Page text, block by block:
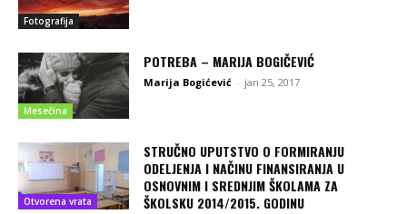
Fotografija
Mesečina
POTREBA – MARIJA BOGIČEVIĆ
Marija Bogićević - jan 25, 2017
Otvorena vrata
STRUČNO UPUTSTVO O FORMIRANJU
ODELJENJA I NAČINU FINANSIRANJA U
OSNOVNIM I SREDNJIM ŠKOLAMA ZA
ŠKOLSKU 2014/2015. GODINU